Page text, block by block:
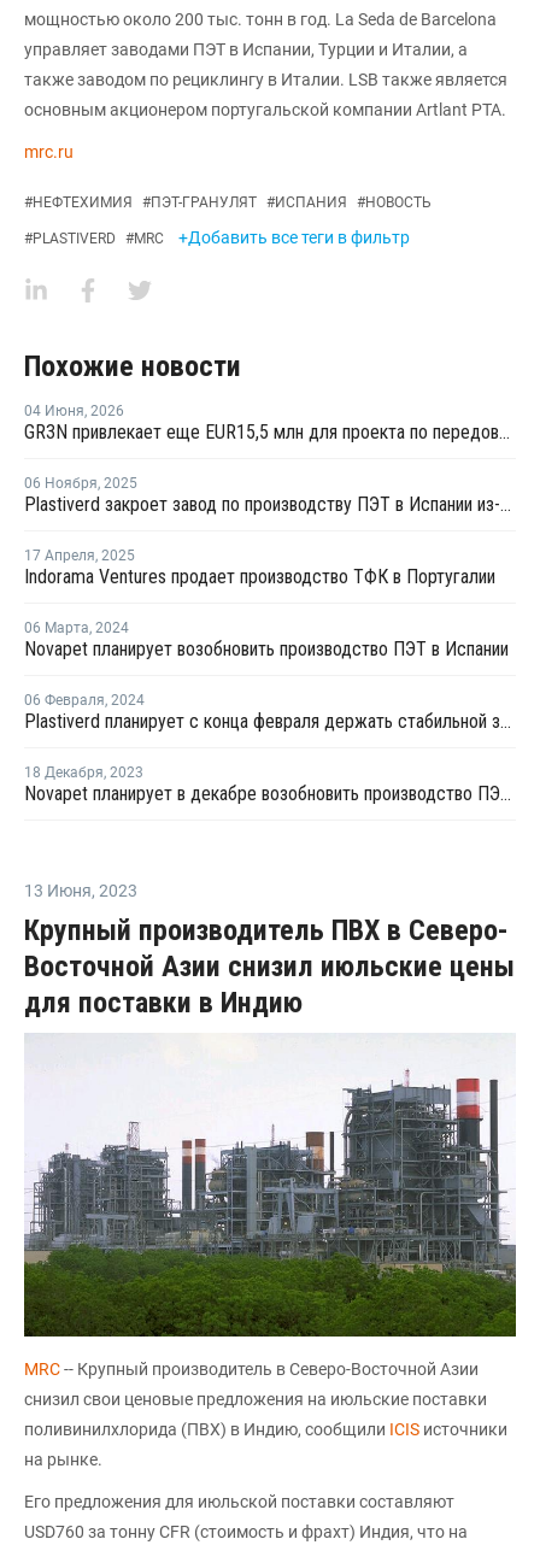
мощностью около 200 тыс. тонн в год. La Seda de Barcelona
управляет заводами ПЭТ в Испании, Турции и Италии, а
также заводом по рециклингу в Италии. LSB также является
основным акционером португальской компании Artlant PTA.
mrc.ru
#НЕФТЕХИМИЯ #ПЭТ-ГРАНУЛЯТ #ИСПАНИЯ #НОВОСТЬ
#PLASTIVERD #MRC +Добавить все теги в фильтр
Похожие новости
04 Июня, 2026
GR3N привлекает еще EUR15,5 млн для проекта по передовой переработке ПЭТ в Испании
06 Ноября, 2025
Plastiverd закроет завод по производству ПЭТ в Испании из-за высоких издержек и дешевого импорта
17 Апреля, 2025
Indorama Ventures продает производство ТФК в Португалии
06 Марта, 2024
Novapet планирует возобновить производство ПЭТ в Испании
06 Февраля, 2024
Plastiverd планирует с конца февраля держать стабильной загрузку производства ПЭТ в Испании
18 Декабря, 2023
Novapet планирует в декабре возобновить производство ПЭТ в Испании
13 Июня, 2023
Крупный производитель ПВХ в Северо-
Восточной Азии снизил июльские цены
для поставки в Индию
MRC-- Крупный производитель в Северо-Восточной Азии
снизил свои ценовые предложения на июльские поставки
поливинилхлорида (ПВХ) в Индию, сообщили ICIS источники
на рынке.
Его предложения для июльской поставки составляют
USD760 за тонну CFR (стоимость и фрахт) Индия, что на